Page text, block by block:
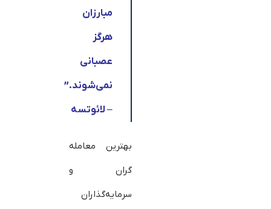
مبارزان
هرگز
عصبانی
نمی‌شوند.”
– لائوتسه
بهترین معامله
گران و
سرمایه‌گذاران